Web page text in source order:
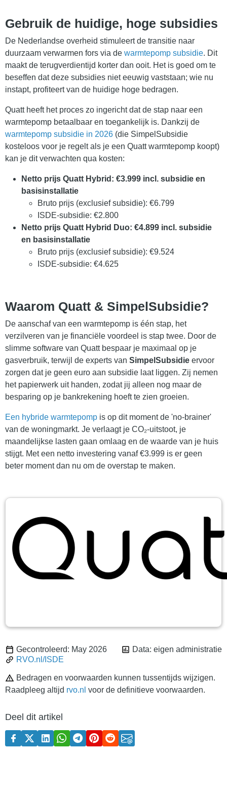
Gebruik de huidige, hoge subsidies
De Nederlandse overheid stimuleert de transitie naar
duurzaam verwarmen fors via de warmtepomp subsidie. Dit
maakt de terugverdientijd korter dan ooit. Het is goed om te
beseffen dat deze subsidies niet eeuwig vaststaan; wie nu
instapt, profiteert van de huidige hoge bedragen.
Quatt heeft het proces zo ingericht dat de stap naar een
warmtepomp betaalbaar en toegankelijk is. Dankzij de
warmtepomp subsidie in 2026 (die SimpelSubsidie
kosteloos voor je regelt als je een Quatt warmtepomp koopt)
kan je dit verwachten qua kosten:
Netto prijs Quatt Hybrid: €3.999 incl. subsidie en
basisinstallatie
Bruto prijs (exclusief subsidie): €6.799
ISDE-subsidie: €2.800
Netto prijs Quatt Hybrid Duo: €4.899 incl. subsidie
en basisinstallatie
Bruto prijs (exclusief subsidie): €9.524
ISDE-subsidie: €4.625
Waarom Quatt & SimpelSubsidie?
De aanschaf van een warmtepomp is één stap, het
verzilveren van je financiële voordeel is stap twee. Door de
slimme software van Quatt bespaar je maximaal op je
gasverbruik, terwijl de experts van SimpelSubsidie ervoor
zorgen dat je geen euro aan subsidie laat liggen. Zij nemen
het papierwerk uit handen, zodat jij alleen nog maar de
besparing op je bankrekening hoeft te zien groeien.
Een hybride warmtepomp is op dit moment de 'no-brainer'
van de woningmarkt. Je verlaagt je CO₂-uitstoot, je
maandelijkse lasten gaan omlaag en de waarde van je huis
stijgt. Met een netto investering vanaf €3.999 is er geen
beter moment dan nu om de overstap te maken.
Gecontroleerd: May 2026
Data: eigen administratie
RVO.nl/ISDE
Bedragen en voorwaarden kunnen tussentijds wijzigen.
Raadpleeg altijd rvo.nl voor de definitieve voorwaarden.
Deel dit artikel